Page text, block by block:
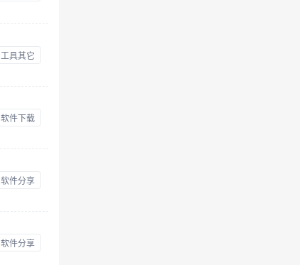
工具其它
软件下载
软件分享
软件分享